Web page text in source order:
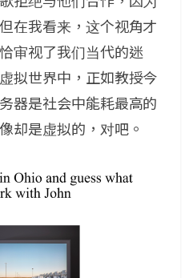
在我看来，这个视角才
审视了我们当代的迷
拟世界中，正如教授今
器是社会中能耗最高的
却是虚拟的，对吧。